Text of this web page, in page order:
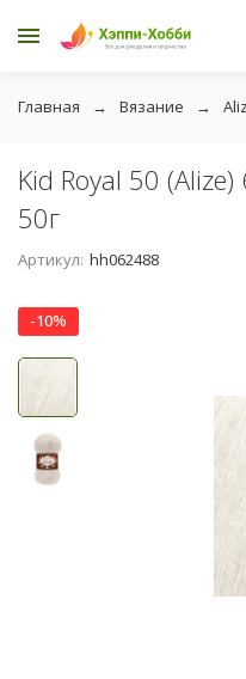
Главная Вязание
Kid Royal 50
50г
Артикул: hh062488
-10%